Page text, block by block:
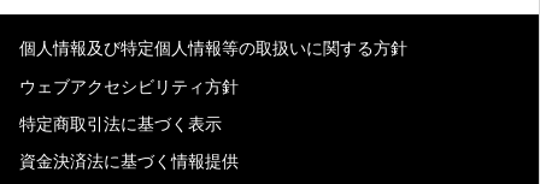
個人情報及び特定個人情報等の取扱いに関する方針
ウェブアクセシビリティ方針
特定商取引法に基づく表示
資金決済法に基づく情報提供